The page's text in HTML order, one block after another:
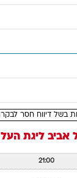
אביב ליגת העל 2017/18
21:00